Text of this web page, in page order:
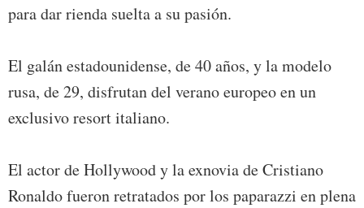
para dar rienda suelta a su pasión.
El galán estadounidense, de 40 años, y la modelo
rusa, de 29, disfrutan del verano europeo en un
exclusivo resort italiano.
El actor de Hollywood y la exnovia de Cristiano
Ronaldo fueron retratados por los paparazzi en plena